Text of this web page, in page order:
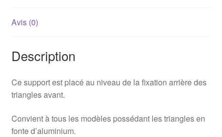
Avis (0)
Description
Ce support est placé au niveau de la fixation arrière des
triangles avant.
Convient à tous les modèles possédant les triangles en
fonte d’aluminium.